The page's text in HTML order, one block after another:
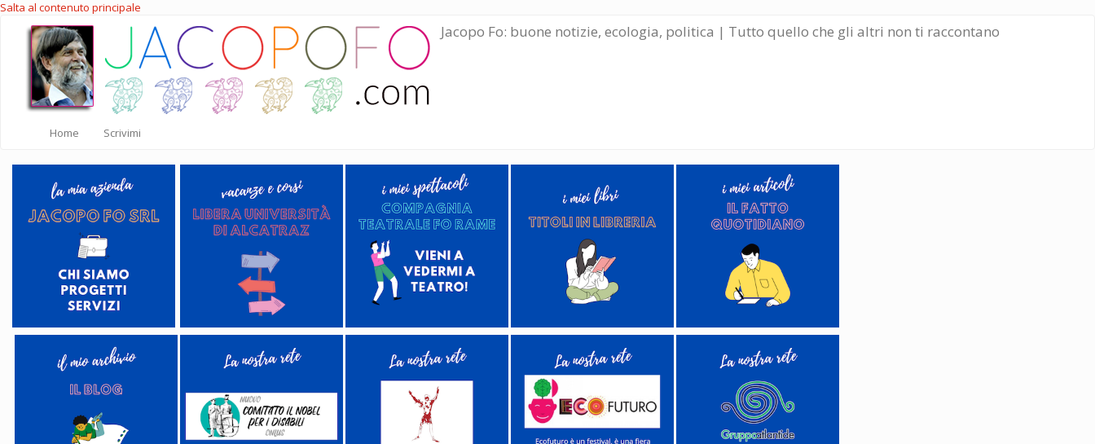
Salta al contenuto principale
Jacopo Fo: buone notizie, ecologia, politica | Tutto quello che gli altri non ti raccontano
Home Scrivimi